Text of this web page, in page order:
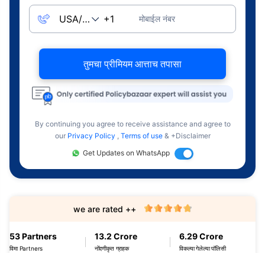
मोबाईल नंबर
तुमचा प्रीमियम आत्ताच तपासा
By continuing you agree to receive assistance and agree to
our Privacy Policy , Terms of use & +Disclaimer
Get Updates on WhatsApp
53 Partners
विमा Partners
13.2 Crore
नोंदणीकृत ग्राहक
6.29 Crore
विकल्या गेलेल्या पॉलिसी
we are rated ++